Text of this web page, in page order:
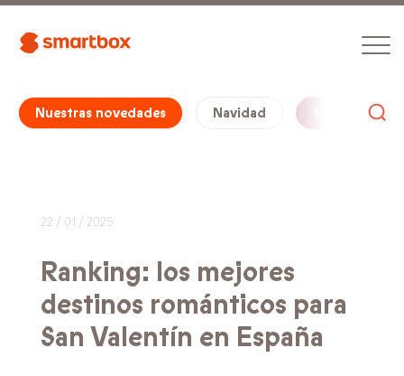
Nuestras novedades Navidad San Valentín
22 / 01 / 2025
Ranking: los mejores
destinos románticos para
San Valentín en España